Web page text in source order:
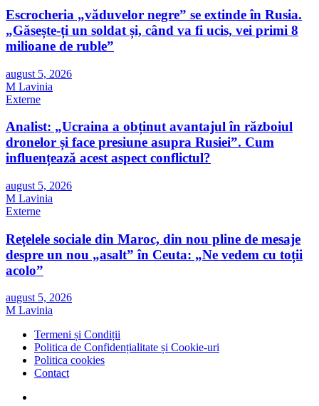
Escrocheria „văduvelor negre” se extinde în Rusia.
„Găsește-ți un soldat și, când va fi ucis, vei primi 8
milioane de ruble”
august 5, 2026
M Lavinia
Externe
Analist: „Ucraina a obținut avantajul în războiul
dronelor și face presiune asupra Rusiei”. Cum
influențează acest aspect conflictul?
august 5, 2026
M Lavinia
Externe
Rețelele sociale din Maroc, din nou pline de mesaje
despre un nou „asalt” în Ceuta: „Ne vedem cu toții
acolo”
august 5, 2026
M Lavinia
Termeni și Condiții
Politica de Confidențialitate și Cookie-uri
Politica cookies
Contact